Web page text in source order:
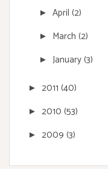
► April (2)
► March (2)
► January(3)
► 2011 (40)
► 2010 (53)
► 2009 (3)